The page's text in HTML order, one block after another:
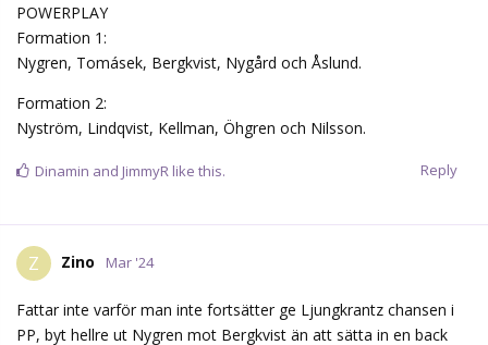
POWERPLAY
Formation 1:
Nygren, Tomásek, Bergkvist, Nygård och Åslund.
Formation 2:
Nyström, Lindqvist, Kellman, Öhgren och Nilsson.
Reply
Dinamin and JimmyR like this.
Z Zino Mar '24
Fattar inte varför man inte fortsätter ge Ljungkrantz chansen i
PP, byt hellre ut Nygren mot Bergkvist än att sätta in en back